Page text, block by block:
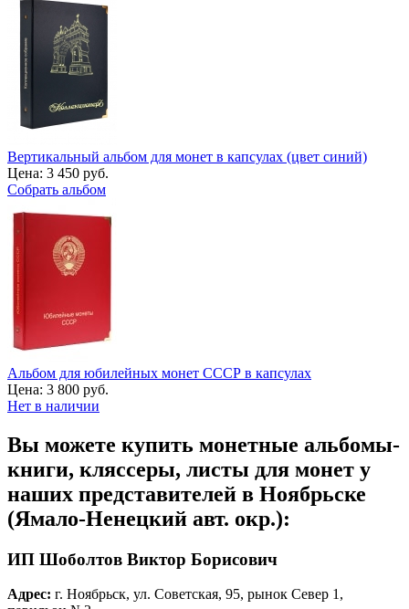
Вертикальный альбом для монет в капсулах (цвет синий)
Цена: 3 450 руб.
Собрать альбом
Альбом для юбилейных монет СССР в капсулах
Цена: 3 800 руб.
Нет в наличии
Вы можете купить монетные альбомы-
книги, кляссеры, листы для монет у
наших представителей в Ноябрьске
(Ямало-Ненецкий авт. окр.):
ИП Шоболтов Виктор Борисович
Адрес: г. Ноябрьск, ул. Советская, 95, рынок Север 1,